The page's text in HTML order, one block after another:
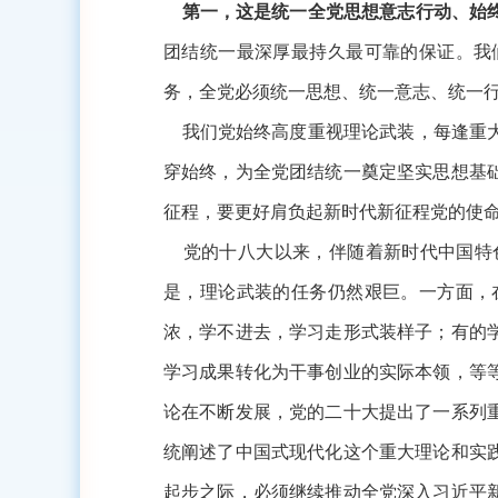
第一，这是统一全党思想意志行动、始
团结统一最深厚最持久最可靠的保证。
务，全党必须统一思想、统一意志、统一
我们党始终高度重视理论武装，每逢重
穿始终，为全党团结统一奠定坚实思想
征程，要更好肩负起新时代新征程党的使
党的十八大以来，伴随着新时代中国特
是，理论武装的任务仍然艰巨。一方面
浓，学不进去，学习走形式装样子；有的
学习成果转化为干事创业的实际本领，等
论在不断发展，党的二十大提出了一系列
统阐述了中国式现代化这个重大理论和实
起步之际，必须继续推动全党深入习近